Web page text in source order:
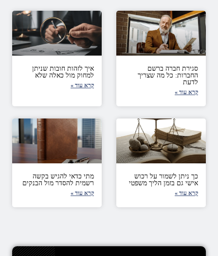
סגירת חברה ברשם
החברות: כל מה שצריך
לדעת
קרא עוד »
איך לזהות חובות שניתן
למחוק מול כאלה שלא
קרא עוד »
כך ניתן לשמור על רכוש
אישי גם בזמן הליך משפטי
קרא עוד »
מתי כדאי להגיש בקשה
רשמית להסדר מול הבנקים
קרא עוד »